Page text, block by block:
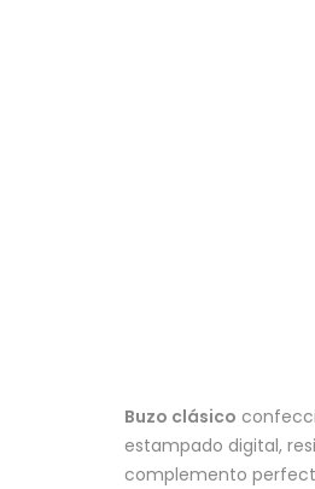
Buzo clásico
estampado digital,
complemento